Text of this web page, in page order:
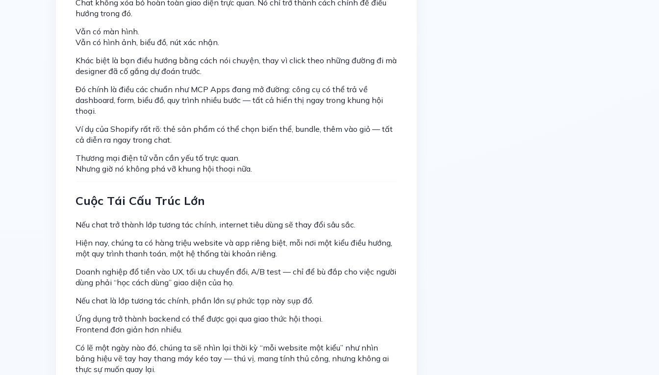
Chat không xóa bỏ hoàn toàn giao diện trực quan. Nó chỉ trở thành cách chính để điều
hướng trong đó.
Vẫn có màn hình.
Vẫn có hình ảnh, biểu đồ, nút xác nhận.
Khác biệt là bạn điều hướng bằng cách nói chuyện, thay vì click theo những đường đi mà
designer đã cố gắng dự đoán trước.
Đó chính là điều các chuẩn như MCP Apps đang mở đường: công cụ có thể trả về
dashboard, form, biểu đồ, quy trình nhiều bước — tất cả hiển thị ngay trong khung hội
thoại.
Ví dụ của Shopify rất rõ: thẻ sản phẩm có thể chọn biến thể, bundle, thêm vào giỏ — tất
cả diễn ra ngay trong chat.
Thương mại điện tử vẫn cần yếu tố trực quan.
Nhưng giờ nó không phá vỡ khung hội thoại nữa.
Cuộc Tái Cấu Trúc Lớn
Nếu chat trở thành lớp tương tác chính, internet tiêu dùng sẽ thay đổi sâu sắc.
Hiện nay, chúng ta có hàng triệu website và app riêng biệt, mỗi nơi một kiểu điều hướng,
một quy trình thanh toán, một hệ thống tài khoản riêng.
Doanh nghiệp đổ tiền vào UX, tối ưu chuyển đổi, A/B test — chỉ để bù đắp cho việc người
dùng phải “học cách dùng” giao diện của họ.
Nếu chat là lớp tương tác chính, phần lớn sự phức tạp này sụp đổ.
Ứng dụng trở thành backend có thể được gọi qua giao thức hội thoại.
Frontend đơn giản hơn nhiều.
Có lẽ một ngày nào đó, chúng ta sẽ nhìn lại thời kỳ “mỗi website một kiểu” như nhìn
bảng hiệu vẽ tay hay thang máy kéo tay — thú vị, mang tính thủ công, nhưng không ai
thực sự muốn quay lại.